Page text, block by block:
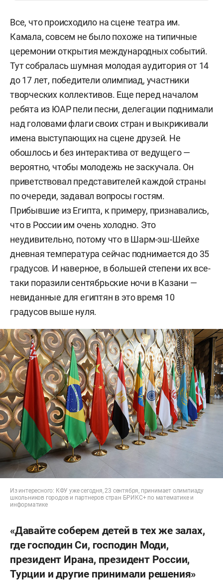
Все, что происходило на сцене театра им.
Камала, совсем не было похоже на типичные
церемонии открытия международных событий.
Тут собралась шумная молодая аудитория от 14
до 17 лет, победители олимпиад, участники
творческих коллективов. Еще перед началом
ребята из ЮАР пели песни, делегации поднимали
над головами флаги своих стран и выкрикивали
имена выступающих на сцене друзей. Не
обошлось и без интерактива от ведущего —
вероятно, чтобы молодежь не заскучала. Он
приветствовал представителей каждой страны
по очереди, задавал вопросы гостям.
Прибывшие из Египта, к примеру, признавались,
что в России им очень холодно. Это
неудивительно, потому что в Шарм-эш-Шейхе
дневная температура сейчас поднимается до 35
градусов. И наверное, в большей степени их все-
таки поразили сентябрьские ночи в Казани —
невиданные для египтян в это время 10
градусов выше нуля.
Из интересного: КФУ уже сегодня, 23 сентября, принимает олимпиаду
школьников городов и партнеров стран БРИКС+ по математике и
информатике
«Давайте соберем детей в тех же залах,
где господин Си, господин Моди,
президент Ирана, президент России,
Турции и другие принимали решения»